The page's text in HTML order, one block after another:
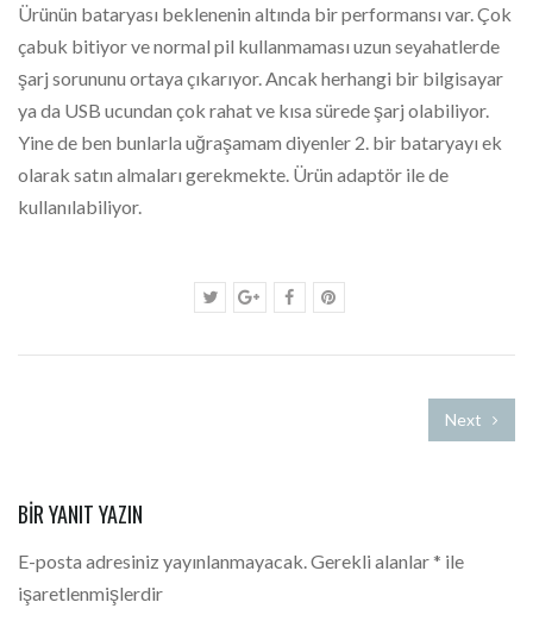
Ürünün bataryası beklenenin altında bir performansı var. Çok
çabuk bitiyor ve normal pil kullanmaması uzun seyahatlerde
şarj sorununu ortaya çıkarıyor. Ancak herhangi bir bilgisayar
ya da USB ucundan çok rahat ve kısa sürede şarj olabiliyor.
Yine de ben bunlarla uğraşamam diyenler 2. bir bataryayı ek
olarak satın almaları gerekmekte. Ürün adaptör ile de
kullanılabiliyor.
Next
BIR YANIT YAZIN
E-posta adresiniz yayınlanmayacak. Gerekli alanlar* ile
işaretlenmişlerdir